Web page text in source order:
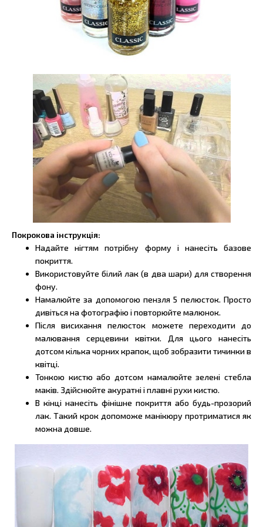
Покрокова інструкція:
Надайте нігтям потрібну форму і нанесіть базове
покриття.
Використовуйте білий лак (в два шари) для створення
фону.
Намалюйте за допомогою пензля 5 пелюсток. Просто
дивіться на фотографію і повторюйте малюнок.
Після висихання пелюсток можете переходити до
малювання серцевини квітки. Для цього нанесіть
дотсом кілька чорних крапок, щоб зобразити тичинки в
квітці.
Тонкою кистю або дотсом намалюйте зелені стебла
маків. Здійснюйте акуратні і плавні рухи кистю.
В кінці нанесіть фінішне покриття або будь-прозорий
лак. Такий крок допоможе манікюру протриматися як
можна довше.